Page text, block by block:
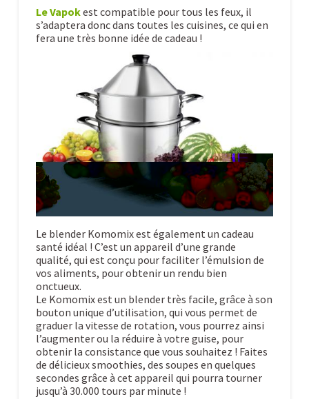
Le Vapokest compatible pour tous les feux, il
s’adaptera donc dans toutes les cuisines, ce qui en
fera une très bonne idée de cadeau !
Le blender Komomix est également un cadeau
santé idéal ! C’est un appareil d’une grande
qualité, qui est conçu pour faciliter l’émulsion de
vos aliments, pour obtenir un rendu bien
onctueux.
Le Komomix est un blender très facile, grâce à son
bouton unique d’utilisation, qui vous permet de
graduer la vitesse de rotation, vous pourrez ainsi
l’augmenter ou la réduire à votre guise, pour
obtenir la consistance que vous souhaitez ! Faites
de délicieux smoothies, des soupes en quelques
secondes grâce à cet appareil qui pourra tourner
jusqu’à 30.000 tours par minute !